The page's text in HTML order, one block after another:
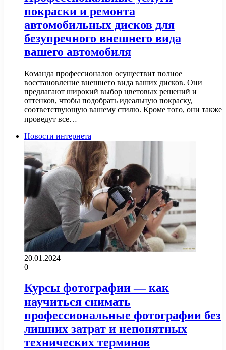
покраски и ремонта
автомобильных дисков для
безупречного внешнего вида
вашего автомобиля
Команда профессионалов осуществит полное
восстановление внешнего вида ваших дисков. Они
предлагают широкий выбор цветовых решений и
оттенков, чтобы подобрать идеальную покраску,
соответствующую вашему стилю. Кроме того, они также
проведут все…
Новости интернета
20.01.2024
0
Курсы фотографии — как
научиться снимать
профессиональные фотографии без
лишних затрат и непонятных
технических терминов